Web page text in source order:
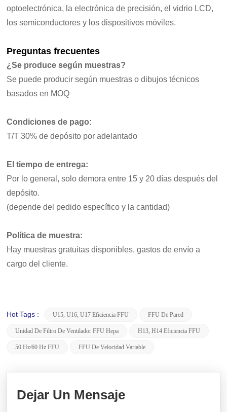
optoelectrónica, la electrónica de precisión, el vidrio LCD,
los semiconductores y los dispositivos móviles.
Preguntas frecuentes
¿Se produce según muestras?
Se puede producir según muestras o dibujos técnicos
basados en MOQ
Condiciones de pago:
T/T 30% de depósito por adelantado
El tiempo de entrega:
Por lo general, solo demora entre 15 y 20 días después del
depósito.
(depende del pedido específico y la cantidad)
Política de muestra:
Hay muestras gratuitas disponibles, gastos de envío a
cargo del cliente.
Hot Tags : U15, U16, U17 Eficiencia FFU FFU De Pared
Unidad De Filtro De Ventilador FFU Hepa H13, H14 Eficiencia FFU
50 Hz/60 Hz FFU FFU De Velocidad Variable
Dejar Un Mensaje